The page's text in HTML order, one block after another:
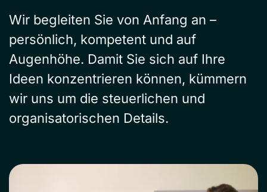
Wir begleiten Sie von Anfang an –
persönlich, kompetent und auf
Augenhöhe. Damit Sie sich auf Ihre
Ideen konzentrieren können, kümmern
wir uns um die steuerlichen und
organisatorischen Details.